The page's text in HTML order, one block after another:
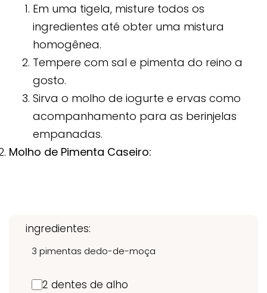
Em uma tigela, misture todos os
ingredientes até obter uma mistura
homogênea.
Tempere com sal e pimenta do reino a
gosto.
Sirva o molho de iogurte e ervas como
acompanhamento para as berinjelas
empanadas.
Molho de Pimenta Caseiro:
ingredientes:
3 pimentas dedo-de-moça
2 dentes de alho